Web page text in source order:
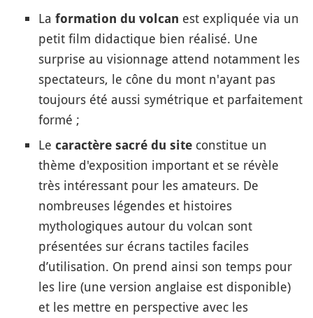
La formation du volcan est expliquée via un
petit film didactique bien réalisé. Une
surprise au visionnage attend notamment les
spectateurs, le cône du mont n'ayant pas
toujours été aussi symétrique et parfaitement
formé ;
Le caractère sacré du site constitue un
thème d'exposition important et se révèle
très intéressant pour les amateurs. De
nombreuses légendes et histoires
mythologiques autour du volcan sont
présentées sur écrans tactiles faciles
d’utilisation. On prend ainsi son temps pour
les lire (une version anglaise est disponible)
et les mettre en perspective avec les